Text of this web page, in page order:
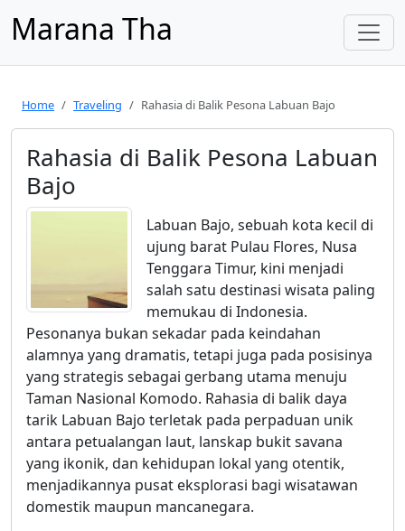
Marana Tha
Home Traveling Rahasia di Balik Pesona Labuan Bajo
Rahasia di Balik Pesona Labuan
Bajo
Labuan Bajo, sebuah kota kecil di
ujung barat Pulau Flores, Nusa
Tenggara Timur, kini menjadi
salah satu destinasi wisata paling
memukau di Indonesia.
Pesonanya bukan sekadar pada keindahan
alamnya yang dramatis, tetapi juga pada posisinya
yang strategis sebagai gerbang utama menuju
Taman Nasional Komodo. Rahasia di balik daya
tarik Labuan Bajo terletak pada perpaduan unik
antara petualangan laut, lanskap bukit savana
yang ikonik, dan kehidupan lokal yang otentik,
menjadikannya pusat eksplorasi bagi wisatawan
domestik maupun mancanegara.